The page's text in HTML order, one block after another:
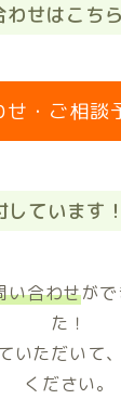
せはこちら
せ・ご相談
ています！
い合わせが
た！
いただいて
ください。